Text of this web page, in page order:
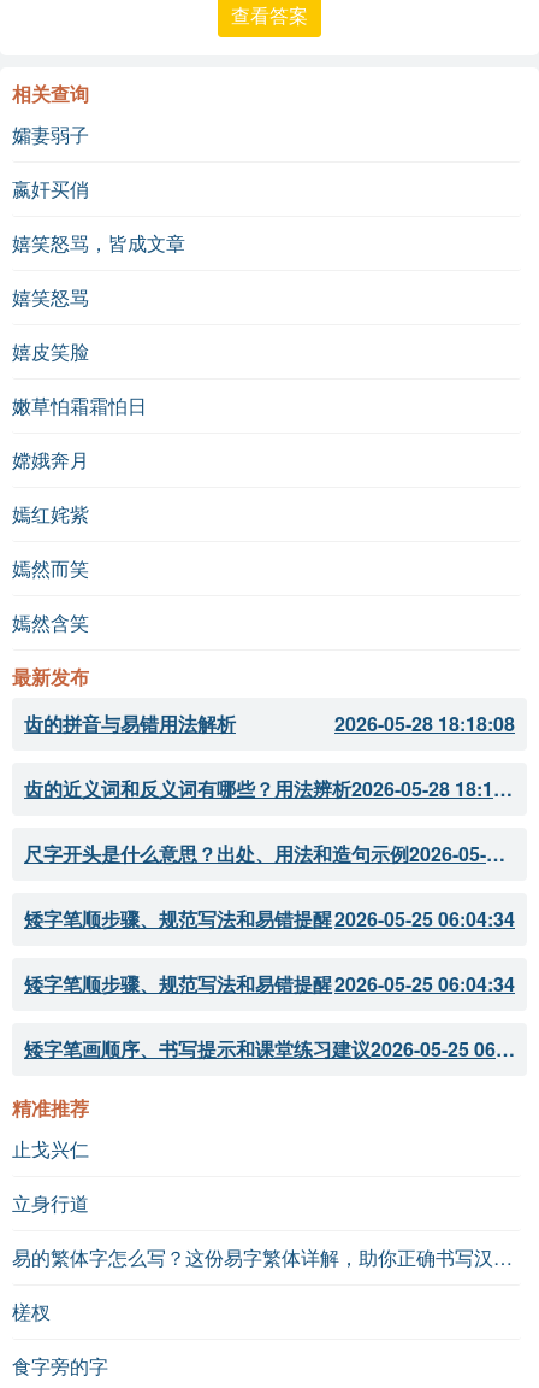
查看答案
相关查询
孀妻弱子
嬴奸买俏
嬉笑怒骂，皆成文章
嬉笑怒骂
嬉皮笑脸
嫩草怕霜霜怕日
嫦娥奔月
嫣红姹紫
嫣然而笑
嫣然含笑
最新发布
齿的拼音与易错用法解析
2026-05-28 18:18:08
齿的近义词和反义词有哪些？用法辨析 2026-05-28 18:18:07
尺字开头是什么意思？出处、用法和造句示例 2026-05-28 18:18:05
矮字笔顺步骤、规范写法和易错提醒2026-05-25 06:04:34
矮字笔顺步骤、规范写法和易错提醒2026-05-25 06:04:34
矮字笔画顺序、书写提示和课堂练习建议 2026-05-25 06:04:33
精准推荐
止戈兴仁
立身行道
易的繁体字怎么写？这份易字繁体详解，助你正确书写汉字_汉字繁体学习
槎杈
食字旁的字